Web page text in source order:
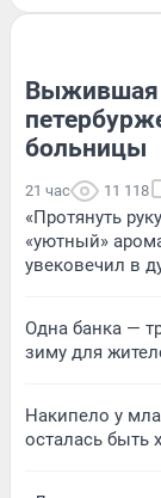
Выжившая
больницы
21 час 11 118
«Протянуть
«уютный»
увековечил в
Одна банка —
зиму для
Накипело у
осталась быть